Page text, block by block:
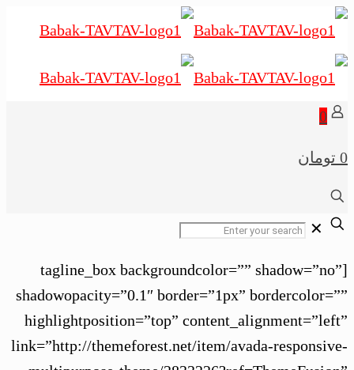
0
✕
[tagline_box backgroundcolor=””
shadowopacity=”0.1″ border=”1px”
highlightposition=”top”
link=”http://themeforest.net/item/avada-